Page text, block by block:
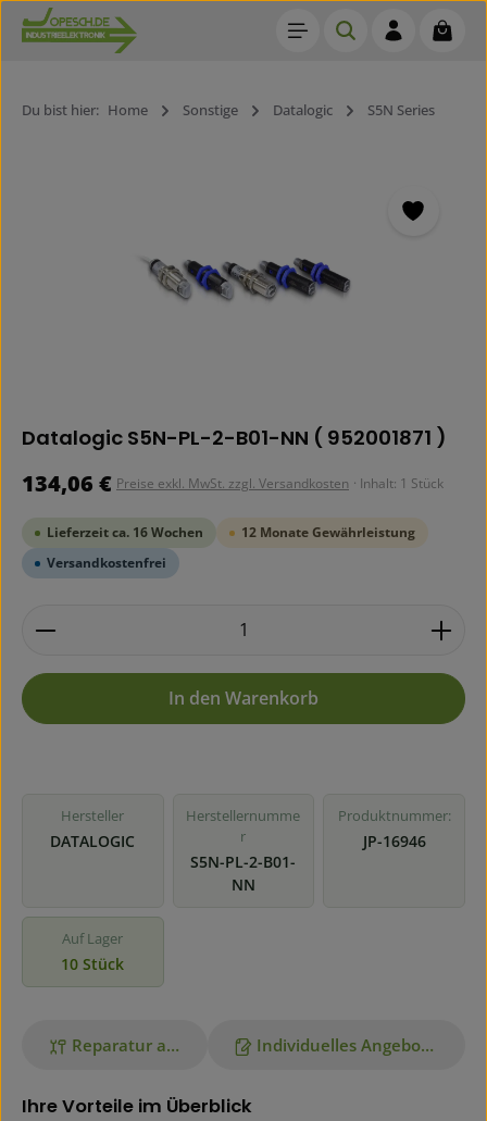
Zum Hauptinhalt springen
Du bist hier: Home Sonstige Datalogic S5N Series
Datalogic S5N-PL-2-B01-NN ( 952001871 )
Regulärer Preis:
134,06 € Preise exkl. MwSt. zzgl. Versandkosten · Inhalt: 1 Stück
Lieferzeit ca. 16 Wochen
12 Monate Gewährleistung
Versandkostenfrei
Produkt Anzahl: Gib den gewünschten Wert ein
In den Warenkorb
Hersteller
DATALOGIC
Herstellernumme
r
S5N-PL-2-B01-
NN
Produktnummer:
JP-16946
Auf Lager
10 Stück
Reparatur anfragen Individuelles Angebot anfordern
Ihre Vorteile im Überblick